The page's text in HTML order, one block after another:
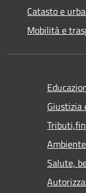
Catasto e
Mobilità e
Giustizia
Ambiente
Salute,